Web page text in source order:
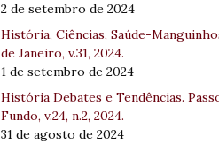
2 de setembro de 2024
História, Ciências, Saúde-
de Janeiro, v.31, 2024.
1 de setembro de 2024
História Debates e Tendências.
Fundo, v.24, n.2, 2024.
31 de agosto de 2024